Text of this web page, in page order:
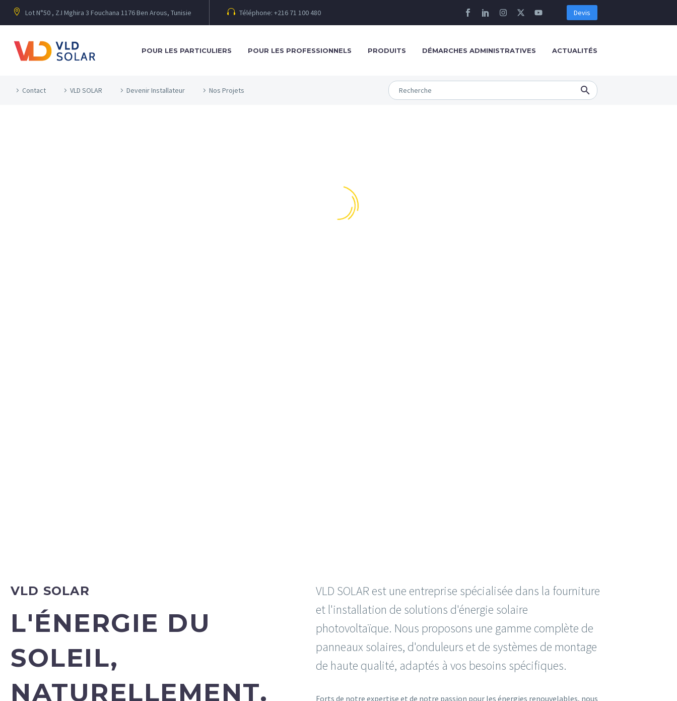
Lot N°50 , Z.I Mghira 3 Fouchana 1176 Ben Arous, Tunisie Téléphone: +216 71 100 480 Devis
POUR LES PARTICULIERS POUR LES PROFESSIONNELS PRODUITS DÉMARCHES ADMINISTRATIVES ACTUALITÉS
Contact VLD SOLAR Devenir Installateur Nos Projets
VLD SOLAR
L'ÉNERGIE DU
SOLEIL,
NATURELLEMENT.
VLD SOLAR est une entreprise spécialisée dans la fourniture
et l'installation de solutions d'énergie solaire
photovoltaïque. Nous proposons une gamme complète de
panneaux solaires, d'onduleurs et de systèmes de montage
de haute qualité, adaptés à vos besoins spécifiques.
Forts de notre expertise et de notre passion pour les énergies renouvelables, nous